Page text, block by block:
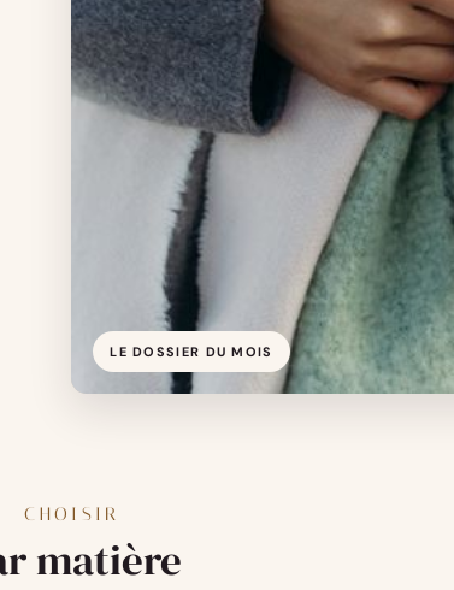
LE DOSSIER DU MOIS
CHOISIR
matière